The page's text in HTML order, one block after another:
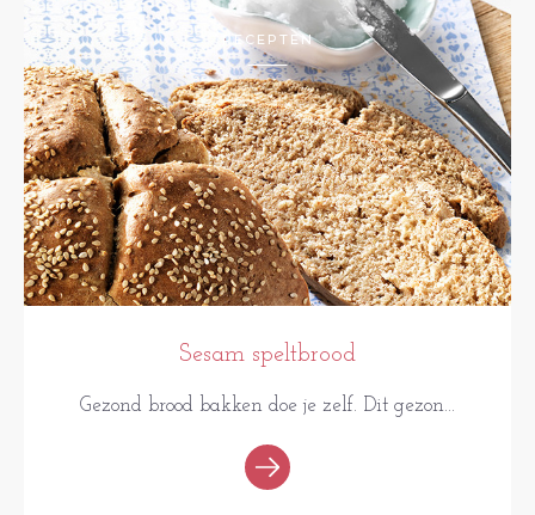
RECEPTEN
Sesam speltbrood
Gezond brood bakken doe je zelf. Dit gezon...